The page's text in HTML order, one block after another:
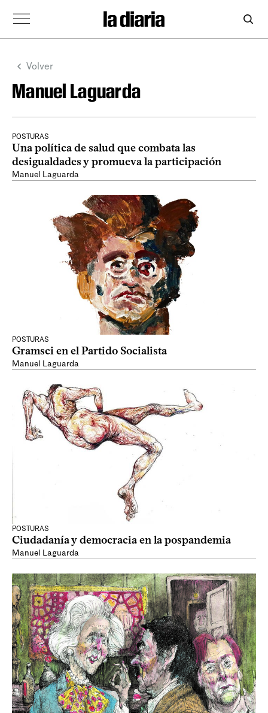
Volver
Manuel Laguarda
POSTURAS
Una política de salud que combata las
desigualdades y promueva la participación
Manuel Laguarda
POSTURAS
Gramsci en el Partido Socialista
Manuel Laguarda
POSTURAS
Ciudadanía y democracia en la pospandemia
Manuel Laguarda